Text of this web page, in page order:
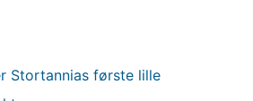
Stortannias første lille